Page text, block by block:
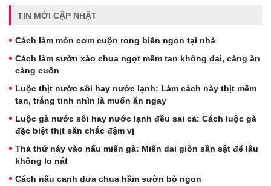
TIN MỚI CẬP NHẬT
Cách làm món cơm cuộn rong biển ngon tại nhà
Cách làm sườn xào chua ngọt mềm tan không dai, càng ăn
càng cuốn
Luộc thịt nước sôi hay nước lạnh: Làm cách này thịt mềm
tan, trắng tinh nhìn là muốn ăn ngay
Luộc gà nước sôi hay nước lạnh đều sai cả: Cách luộc gà
đặc biệt thịt săn chắc đậm vị
Thả thứ náy vào nấu miến gà: Miến dai giòn sần sật để lâu
không lo nát
Cách nấu canh dưa chua hầm sườn bò ngon